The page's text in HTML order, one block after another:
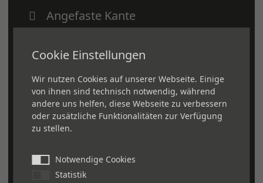
Angefaste Kante
Umweltfreundlich
Stoßdämpfend
Gute Trittschallwerte
Hohe Strapazierfähigkeit (Beständig
Flecken)
Extreme Langlebigkeit
Cookie Einstellungen
Wir nutzen Cookies auf unserer Webseite. Einige
von ihnen sind technisch notwendig, während
andere uns helfen, diese Webseite zu verbessern
oder zusätzliche Funktionalitäten zur Verfügung
zu stellen.
Notwendige Cookies
Statistik